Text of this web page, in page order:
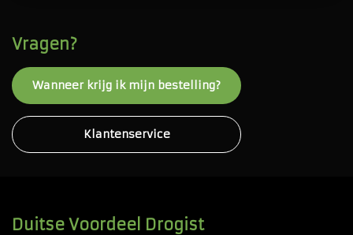
Vragen?
Wanneer krijg ik mijn bestelling?
Klantenservice
Duitse Voordeel Drogist